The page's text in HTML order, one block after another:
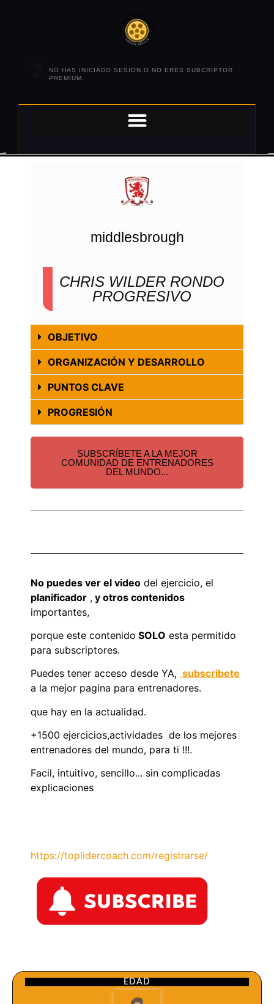
NO HAS INICIADO SESION O NO ERES SUBCRIPTOR
PREMIUM.
middlesbrough
CHRIS WILDER RONDO
PROGRESIVO
OBJETIVO
ORGANIZACIÓN Y DESARROLLO
PUNTOS CLAVE
PROGRESIÓN
SUBSCRÍBETE A LA MEJOR
COMUNIDAD DE ENTRENADORES
DEL MUNDO...
No puedes ver el video del ejercicio, el
planificador , y otros contenidos
importantes,
porque este contenido SOLO esta permitido
para subscriptores.
Puedes tener acceso desde YA, subscríbete
a la mejor pagina para entrenadores.
que hay en la actualidad.
+1500 ejercicios,actividades de los mejores
entrenadores del mundo, para ti !!!.
Facil, intuitivo, sencillo... sin complicadas
explicaciones
https://toplidercoach.com/registrarse/
EDAD